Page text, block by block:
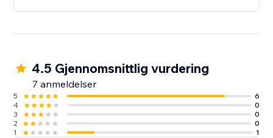
4.5 Gjennomsnittlig vurdering
7 anmeldelser
5
6
4
0
3
0
2
0
1
1